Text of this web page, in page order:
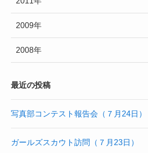
2009年
2008年
最近の投稿
写真部コンテスト報告会（７月24日）
ガールズスカウト訪問（７月23日）